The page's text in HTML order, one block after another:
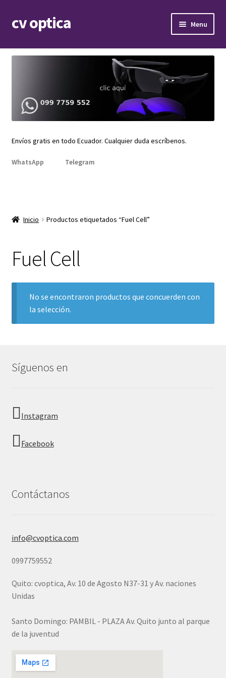
Skip
to
Skip
to
cv optica Menu
Armazones de lentes
child
menu
Expand
Repuestos
menu
Envíos gratis en todo Ecuador. Cualquier duda escríbenos.
WhatsApp Telegram
Inicio Productos etiquetados “Fuel Cell”
Fuel Cell
No se encontraron productos que concuerden con
la selección.
Síguenos en
Instagram
Facebook
Contáctanos
info@cvoptica.com
0997759552
Quito: cvoptica, Av. 10 de Agosto N37-31 y Av. naciones
Unidas
Santo Domingo: PAMBIL - PLAZA Av. Quito junto al parque
de la juventud